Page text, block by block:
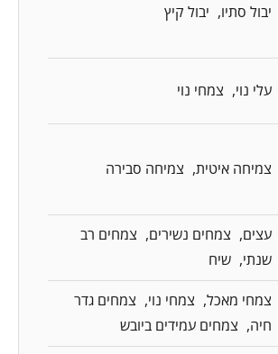
יבול סתיו יבול קיץ
עלי נוי צמחי נוי
צמיחה איטית צמיחה סבירה
עצים צמחים נשירים
צמחים רב
שנתי
שיח
צמחי מאכל צמחי נוי
צמחים גדר
חיה
צמחים עמידים ביובש